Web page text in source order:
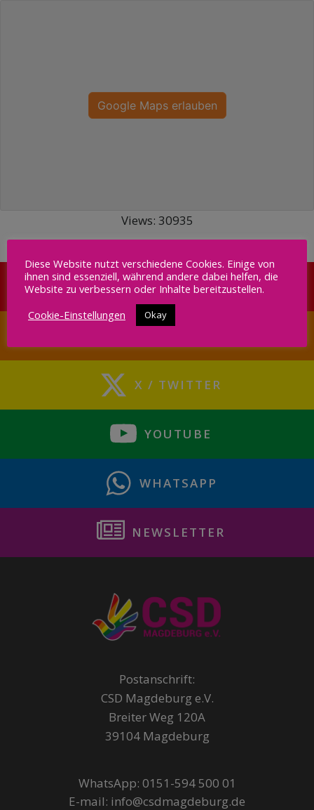
Google Maps erlauben
Views: 30935
INSTAGRAM
X / TWITTER
YOUTUBE
WHATSAPP
NEWSLETTER
Postanschrift:
CSD Magdeburg e.V.
Breiter Weg 120A
39104 Magdeburg
WhatsApp: 0151-594 500 01
E-mail: info@csdmagdeburg.de
Diese Website nutzt verschiedene Cookies. Einige von
ihnen sind essenziell, während andere dabei helfen, die
Website zu verbessern oder Inhalte bereitzustellen.
Cookie-Einstellungen
Okay